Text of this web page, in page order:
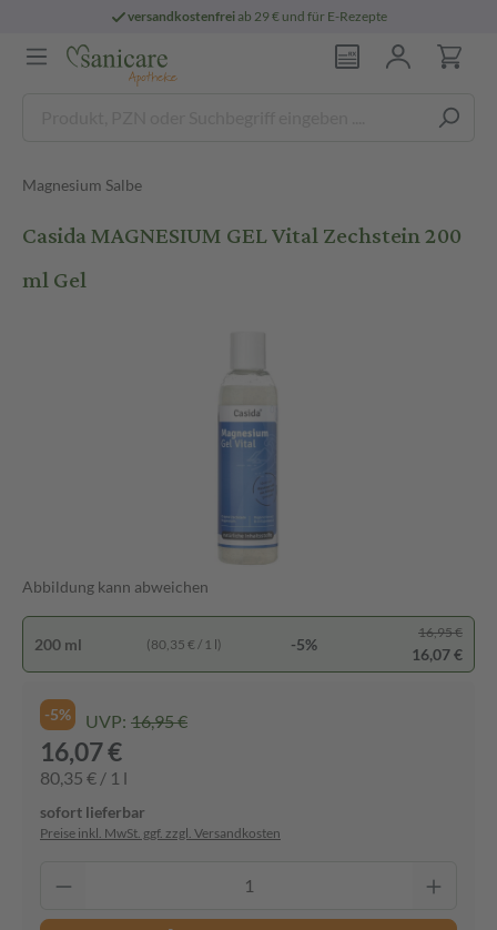
versandkostenfreiab 29 € und für E-Rezepte
Magnesium Salbe
Casida MAGNESIUM GEL Vital Zechstein 200
ml Gel
Abbildung kann abweichen
200 ml (80,35 € / 1 l) -5%
16,95 €
16,07 €
-5% UVP: 16,95 €
16,07 €
80,35 € / 1 l
sofort lieferbar
Preise inkl. MwSt. ggf. zzgl. Versandkosten